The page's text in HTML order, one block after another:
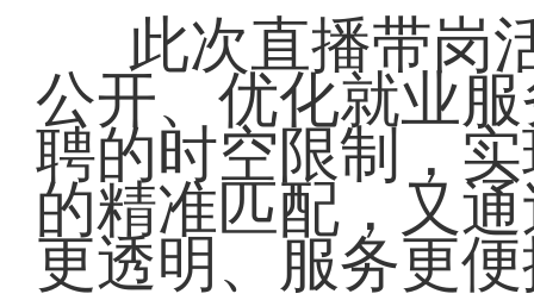
此次直播带岗
公开、优化就业
聘的时空限制，
的精准匹配，又
更透明、服务更